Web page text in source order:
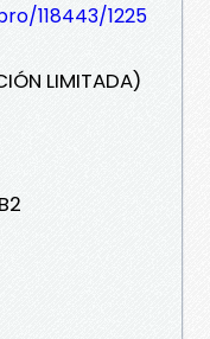
118443/1225
LIMITADA)